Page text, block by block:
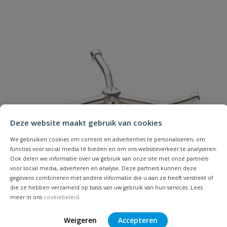
Deze website maakt gebruik van cookies
We gebruiken cookies om content en advertenties te personaliseren, om
functies voor social media te bieden en om ons websiteverkeer te analyseren.
Ook delen we informatie over uw gebruik van onze site met onze partners
voor social media, adverteren en analyse. Deze partners kunnen deze
gegevens combineren met andere informatie die u aan ze heeft verstrekt of
die ze hebben verzameld op basis van uw gebruik van hun services. Lees
meer in ons cookiebeleid
Weigeren Accepteren
Samenvatting
Beoordeling